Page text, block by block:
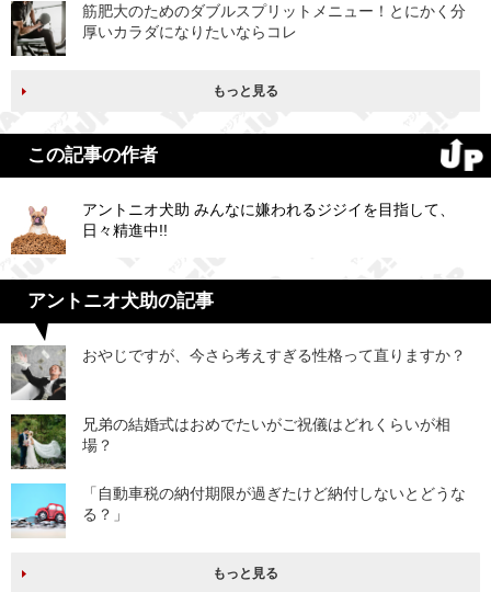
筋肥大のためのダブルスプリットメニュー！とにかく分
厚いカラダになりたいならコレ
もっと見る
この記事の作者
アントニオ犬助 みんなに嫌われるジジイを目指して、
日々精進中!!
アントニオ犬助の記事
おやじですが、今さら考えすぎる性格って直りますか？
兄弟の結婚式はおめでたいがご祝儀はどれくらいが相
場？
「自動車税の納付期限が過ぎたけど納付しないとどうな
る？」
もっと見る